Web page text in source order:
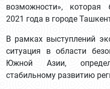
возможности»,
2021 года в городе
В рамках выступлений
ситуация в области
Южной Азии,
стабильному развитию